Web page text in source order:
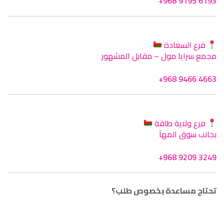
فرع السعادة
مجمع سرايا مول – مقابل المشهور
+968 9466 4663
فرع ولاية طاقة
بجانب سوق المهآ
+968 9209 3249
تحتاج مساعدة بخصوص طلب؟